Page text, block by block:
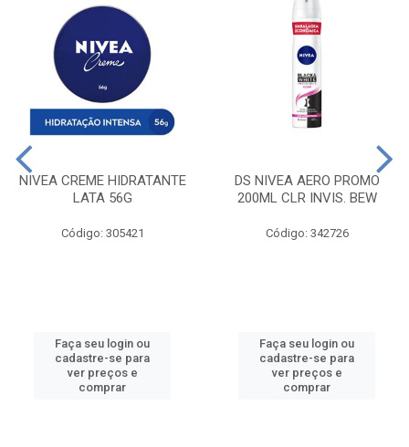
NIVEA CREME HIDRATANTE
LATA 56G
Código: 305421
Faça seu login ou
cadastre-se para
ver preços e
comprar
DS NIVEA AERO PROMO
200ML CLR INVIS. BEW
Código: 342726
Faça seu login ou
cadastre-se para
ver preços e
comprar